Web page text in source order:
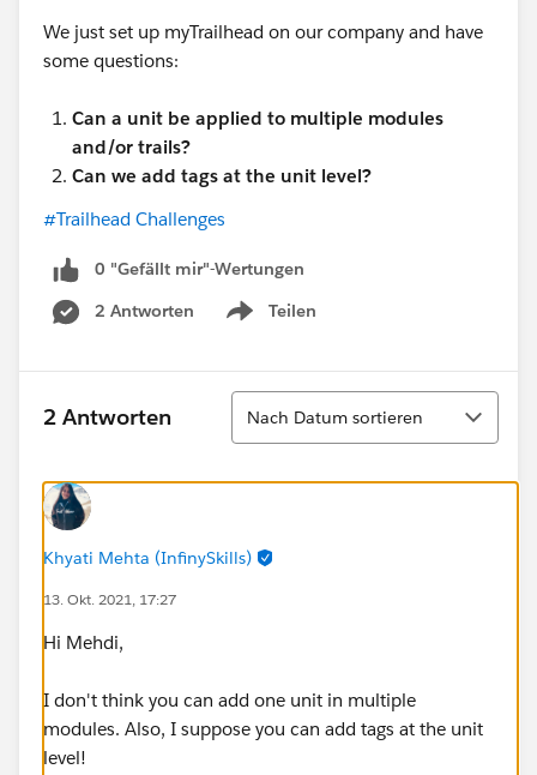
We just set up myTrailhead on our company and have
some questions:
Can a unit be applied to multiple modules
and/or trails?
Can we add tags at the unit level?
#Trailhead Challenges
0 "Gefällt mir"-Wertungen
2 Antworten
Teilen
Show menu
2 Antworten
Sortieren
Nach Datum sortieren
Khyati Mehta (InfinySkills)
13. Okt. 2021, 17:27
Hi Mehdi,
I don't think you can add one unit in multiple
modules. Also, I suppose you can add tags at the unit
level!